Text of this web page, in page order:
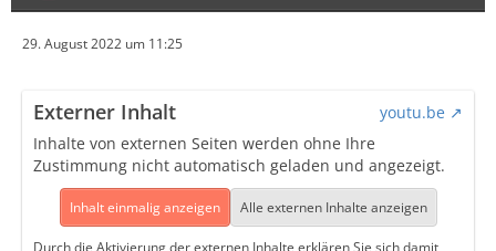
29. August 2022 um 11:25
Externer Inhalt
youtu.be
Inhalte von externen Seiten werden ohne Ihre
Zustimmung nicht automatisch geladen und angezeigt.
Inhalt einmalig anzeigen Alle externen Inhalte anzeigen
Durch die Aktivierung der externen Inhalte erklären Sie sich damit